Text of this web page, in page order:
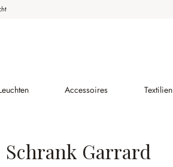
Accessoires Textilien
Schrank Garrard